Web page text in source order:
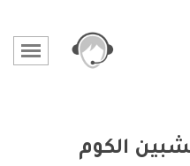
الكوم